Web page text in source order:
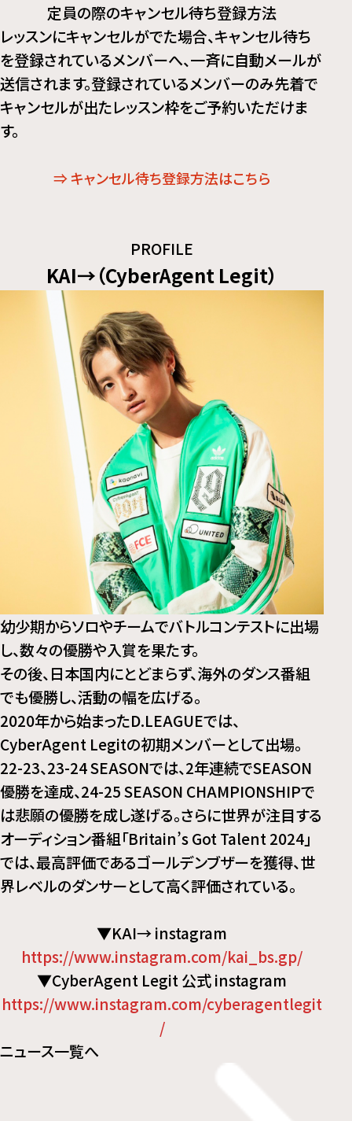
定員の際のキャンセル待ち登録方法
レッスンにキャンセルがでた場合、キャンセル待ち
を登録されているメンバーへ、一斉に自動メールが
送信されます。登録されているメンバーのみ先着で
キャンセルが出たレッスン枠をご予約いただけま
す。
⇒ キャンセル待ち登録方法はこちら
PROFILE
KAI→（CyberAgent Legit）
幼少期からソロやチームでバトルコンテストに出場
し、数々の優勝や入賞を果たす。
その後、日本国内にとどまらず、海外のダンス番組
でも優勝し、活動の幅を広げる。
2020年から始まったD.LEAGUEでは、
CyberAgent Legitの初期メンバーとして出場。
22-23、23-24 SEASONでは、2年連続でSEASON
優勝を達成、24-25 SEASON CHAMPIONSHIPで
は悲願の優勝を成し遂げる。さらに世界が注目する
オーディション番組「Britain’s Got Talent 2024」
では、最高評価であるゴールデンブザーを獲得、世
界レベルのダンサーとして高く評価されている。
▼KAI→ instagram
https://www.instagram.com/kai_bs.gp/
▼CyberAgent Legit 公式 instagram
https://www.instagram.com/cyberagentlegit
/
ニュース一覧へ